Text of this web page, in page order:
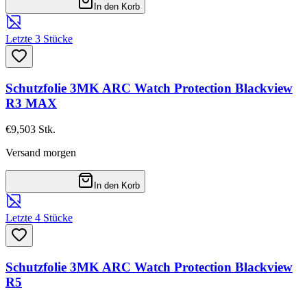
In den Korb
Letzte 3 Stücke
Schutzfolie 3MK ARC Watch Protection Blackview
R3 MAX
€9,503 Stk.
Versand morgen
In den Korb
Letzte 4 Stücke
Schutzfolie 3MK ARC Watch Protection Blackview
R5